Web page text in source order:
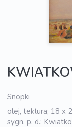
Snopki
olej, tektura; 18 x
sygn. p. d.: